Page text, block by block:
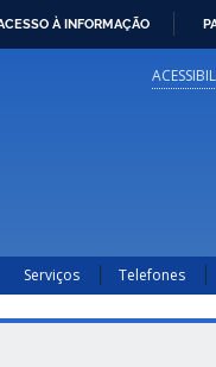
À INFORMAÇÃO
Serviços Telefones